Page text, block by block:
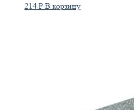
214 ₽ В корзину